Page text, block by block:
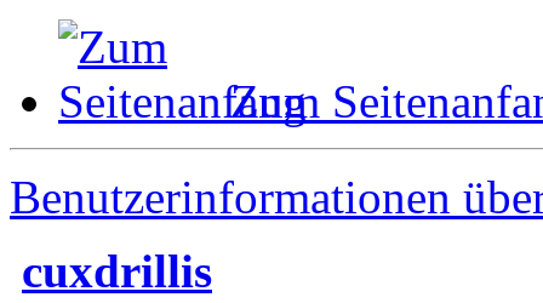
Zum
Benutzerinformationen
cuxdrillis